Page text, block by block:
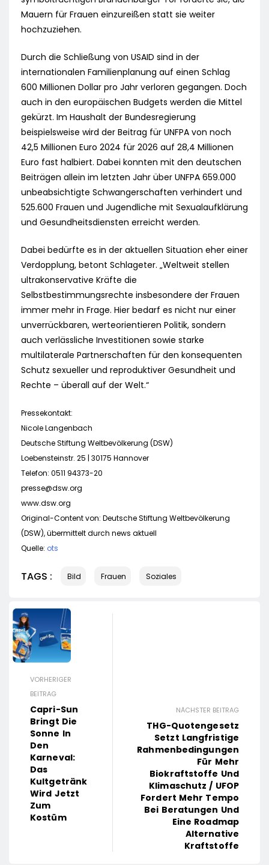
Mauern für Frauen einzureißen statt sie weiter
hochzuziehen.
Durch die Schließung von USAID sind in der
internationalen Familienplanung auf einen Schlag
600 Millionen Dollar pro Jahr verloren gegangen. Doch
auch in den europäischen Budgets werden die Mittel
gekürzt. Im Haushalt der Bundesregierung
beispielsweise wird der Beitrag für UNFPA von noch
42,5 Millionen Euro 2024 für 2026 auf 28,4 Millionen
Euro fast halbiert. Dabei konnten mit den deutschen
Beiträgen allein im letzten Jahr über UNFPA 659.000
unbeabsichtigte Schwangerschaften verhindert und
525.600 Frauen und Jugendliche mit Sexualaufklärung
und Gesundheitsdiensten erreicht werden.
Dabei bedürfte es in der aktuellen Situation eher einer
Verdopplung, betont Schlageter. „Weltweit stellen
ultrakonservative Kräfte die
Selbstbestimmungsrechte insbesondere der Frauen
immer mehr in Frage. Hier bedarf es nicht nur einer
unverrückbaren, werteorientieren Politik, sondern
auch verlässliche Investitionen sowie starke
multilaterale Partnerschaften für den konsequenten
Schutz sexueller und reproduktiver Gesundheit und
Rechte – überall auf der Welt.“
Pressekontakt:
Nicole Langenbach
Deutsche Stiftung Weltbevölkerung (DSW)
Loebensteinstr. 25 | 30175 Hannover
Telefon: 0511 94373-20
presse@dsw.org
www.dsw.org
Original-Content von: Deutsche Stiftung Weltbevölkerung
(DSW), übermittelt durch news aktuell
Quelle: ots
TAGS : Bild Frauen Soziales
VORHERIGER
BEITRAG
Capri-Sun
Bringt Die
Sonne In
Den
Karneval:
Das
Kultgetränk
Wird Jetzt
Zum
Kostüm
NÄCHSTER BEITRAG
THG-Quotengesetz
Setzt Langfristige
Rahmenbedingungen
Für Mehr
Biokraftstoffe Und
Klimaschutz / UFOP
Fordert Mehr Tempo
Bei Beratungen Und
Eine Roadmap
Alternative
Kraftstoffe